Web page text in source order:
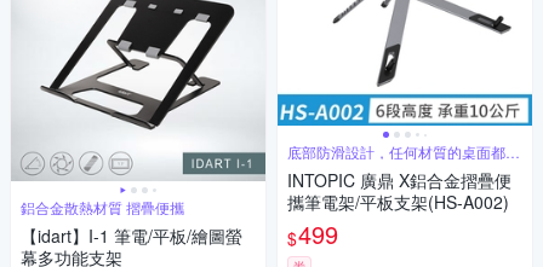
鋁合金散熱材質 摺疊便攜
【idart】I-1 筆電/平板/繪圖螢
幕多功能支架
底部防滑設計，任何材質的桌面都能
穩固
INTOPIC 廣鼎 X鋁合金摺疊便
攜筆電架/平板支架(HS-A002)
$499